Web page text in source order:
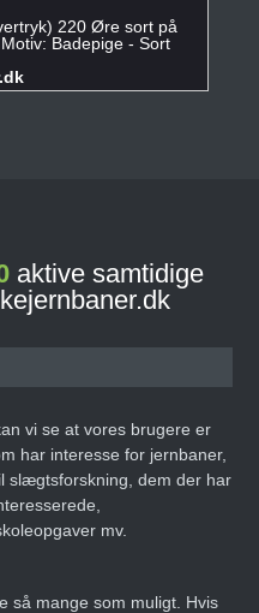
220 Øre sort på
Badepige - Sort
aktive samtidige
vi se at vores brugere er
har interesse for jernbaner,
slægtsforskning, dem der har
mv.
mange som muligt. Hvis